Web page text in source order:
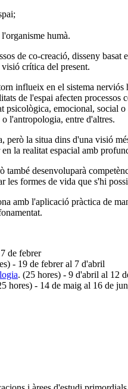
humà.
de co-creació, disseny
crítica del present.
influeix en el sistema
de l'espai afecten
emocional, social
l'antropologia, entre d'altres.
la situa dins d'una visió
la realitat espacial amb
desenvoluparà
les formes de vida que s'hi
amb l'aplicació pràctica de
de febrer
- 19 de febrer al 7 d'abril
. (25 hores) - 9 d'abril al 12
hores) - 14 de maig al 16 de